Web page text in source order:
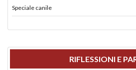
Speciale canile
RIFLESSIONI E